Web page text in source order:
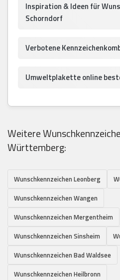
Inspiration & Ideen für
Schorndorf
Verbotene
Umweltplakette online
Weitere
Württemberg:
Wunschkennzeichen Leonberg
Wunschkennzeichen Wangen
Wunschkennzeichen Mergentheim
Wunschkennzeichen Sinsheim
Wunschkennzeichen Bad Waldsee
Wunschkennzeichen Heilbronn